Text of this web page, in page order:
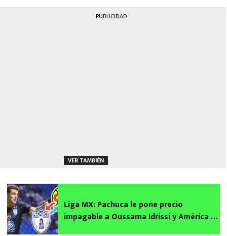
PUBLICIDAD
VER TAMBIÉN
Liga MX: Pachuca le pone precio
impagable a Oussama Idrissi y América ya